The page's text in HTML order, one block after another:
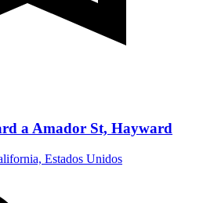
a Amador St, Hayward
Estados Unidos